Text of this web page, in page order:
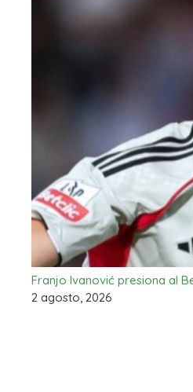
Franjo Ivanović presiona al
2 agosto, 2026